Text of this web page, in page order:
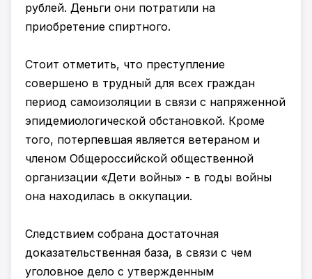
рублей. Деньги они потратили на
приобретение спиртного.
Стоит отметить, что преступление
совершено в трудный для всех граждан
период самоизоляции в связи с напряженной
эпидемиологической обстановкой. Кроме
того, потерпевшая является ветераном и
членом Общероссийской общественной
организации «Дети войны» - в годы войны
она находилась в оккупации.
Следствием собрана достаточная
доказательственная база, в связи с чем
уголовное дело с утвержденным